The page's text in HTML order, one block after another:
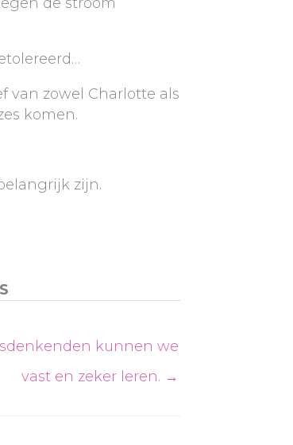
van zowel Charlotte als
komen.
zijn.
kunnen we
vast en zeker leren. →